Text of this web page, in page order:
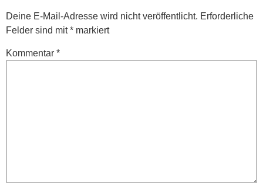
Deine E-Mail-Adresse wird nicht veröffentlicht. Erforderliche
Felder sind mit* markiert
Kommentar *